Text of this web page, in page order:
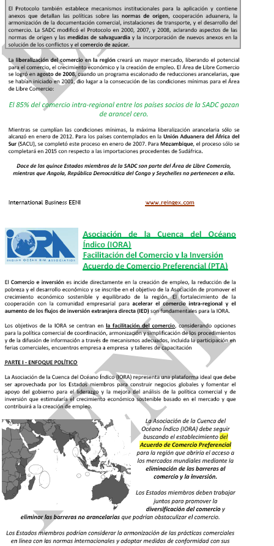
Estats Units-Àfrica (AGOA)
Acords comercials amb l'Índia iMalawi
Moçambic és membre de:
El Banc Africà de Desenvolupament
LaComissió Econòmica per a l'Àfrica (CEA)
L' AUDA-NEPAD
La Unió Africana -Convenció sobre la Prevenció i
L'OCI
La Cimera Àfrica-Amèrica del Sud
El Fòrum Àfrica-Xina